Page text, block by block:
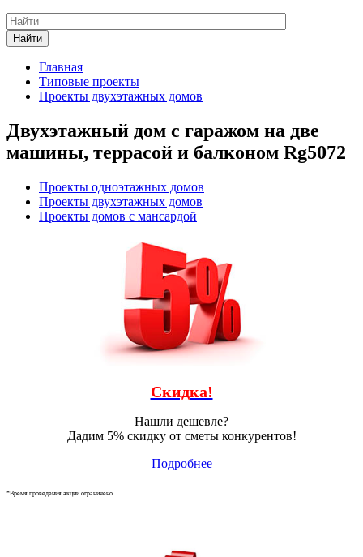
Найти
Главная
Типовые проекты
Проекты двухэтажных домов
Двухэтажный дом с гаражом на две
машины, террасой и балконом Rg5072
Проекты одноэтажных домов
Проекты двухэтажных домов
Проекты домов с мансардой
Скидка!
Нашли дешевле?
Дадим 5% скидку от сметы конкурентов!
Подробнее
*Время проведения акции ограничено.